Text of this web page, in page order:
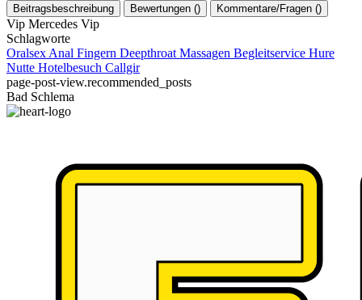
Beitragsbeschreibung Bewertungen () Kommentare/Fragen ()
Vip Mercedes Vip
Schlagworte
Oralsex Anal Fingern Deepthroat Massagen Begleitservice Hure
Nutte Hotelbesuch Callgir
page-post-view.recommended_posts
Bad Schlema